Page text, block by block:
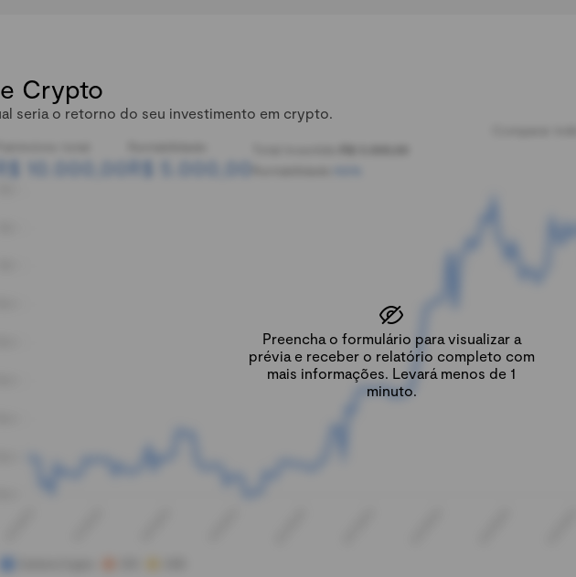
Crypto
seria o retorno do seu investimento em crypto.
Preencha o formulário para visualizar a
prévia e receber o relatório completo com
mais informações. Levará menos de 1
minuto.
R$ 10.000,00 R$ 5.000,00